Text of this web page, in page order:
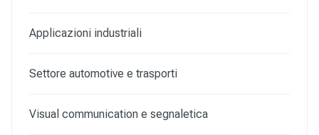
Applicazioni industriali
Settore automotive e trasporti
Visual communication e segnaletica